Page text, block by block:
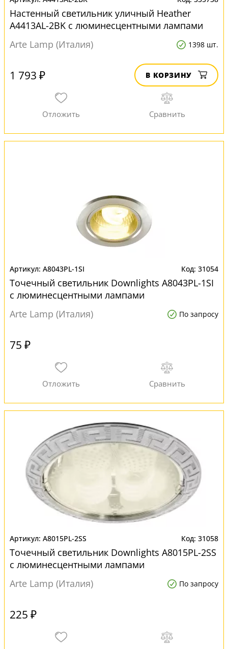
Настенный светильник уличный Heather
A4413AL-2BK с люминесцентными лампами
Arte Lamp (Италия)
1398 шт.
1 793 ₽ В КОРЗИНУ
A8043PL-1SI 31054
Точечный светильник Downlights A8043PL-1SI
с люминесцентными лампами
Arte Lamp (Италия)
По запросу
75 ₽
A8015PL-2SS 31058
Точечный светильник Downlights A8015PL-2SS
с люминесцентными лампами
Arte Lamp (Италия)
По запросу
225 ₽